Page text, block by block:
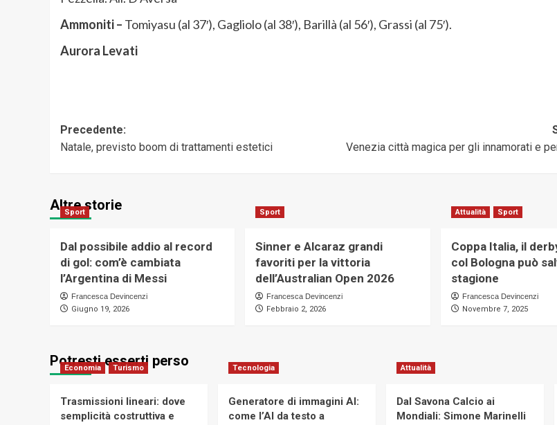
Ammoniti – Tomiyasu (al 37′), Gagliolo (al 38′), Barillà (al 56′), Grassi (al 75′).
Aurora Levati
Navigazione
articolo
Precedente:
Natale, previsto boom di trattamenti estetici
Venezia città magica per gli innamorati e
Altre storie
Sport
Dal possibile addio al record
di gol: com’è cambiata
l’Argentina di Messi
Francesca Devincenzi
Giugno 19, 2026
Sport
Sinner e Alcaraz grandi
favoriti per la vittoria
dell’Australian Open 2026
Francesca Devincenzi
Febbraio 2, 2026
Attualità Sport
Coppa Italia, il
col Bologna può
stagione
Francesca Devincenzi
Novembre 7, 2025
Potresti esserti perso
Economia Turismo
Trasmissioni lineari: dove
semplicità costruttiva e
Tecnologia
Generatore di immagini AI:
come l’AI da testo a
Attualità
Dal Savona Calcio ai
Mondiali: Simone Marinelli